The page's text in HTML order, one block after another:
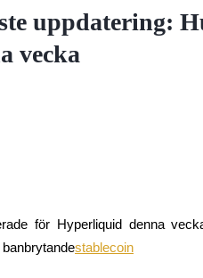
uppdatering:
vecka
för Hyperliquid denna
stablecoin